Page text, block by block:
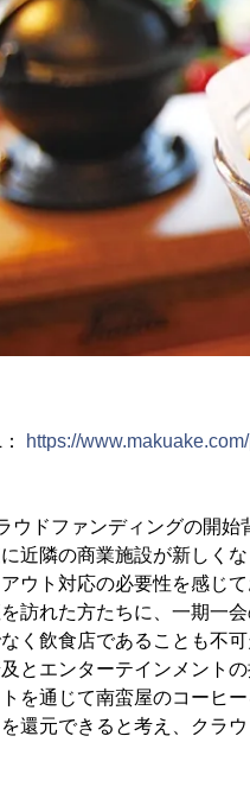
https://
ウドファンディングの開始
近隣の商業施設が新しく
ウト対応の必要性を感じて
訪れた方たちに、一期一
く飲食店であることも不
とエンターテインメント
を通じて南蛮屋のコーヒ
を還元できると考え、クラ